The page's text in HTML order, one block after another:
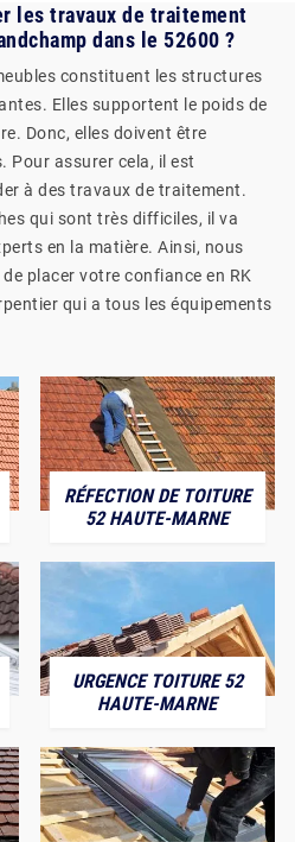
les travaux de traitement
dans le 52600 ?
constituent les structures
Elles supportent le poids de
Donc, elles doivent être
Pour assurer cela, il est
à des travaux de traitement.
qui sont très difficiles, il va
en la matière. Ainsi, nous
placer votre confiance en RK
qui a tous les équipements
RÉFECTION DE TOITURE
52 HAUTE-MARNE
URGENCE TOITURE 52
HAUTE-MARNE